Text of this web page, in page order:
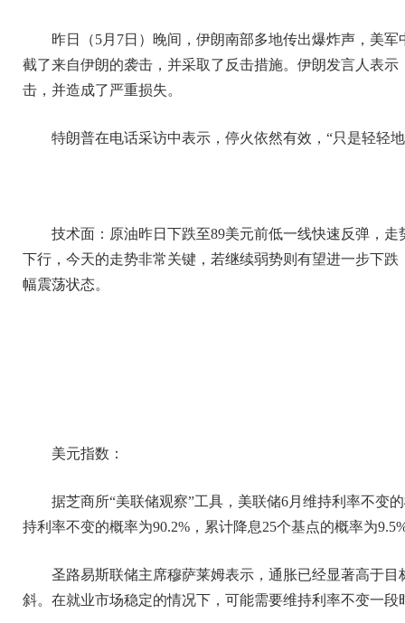
昨日（5月7日）晚间，伊朗南部多地传出爆炸声，美
截了来自伊朗的袭击，并采取了反击措施。伊朗发言人表
击，并造成了严重损失。
特朗普在电话采访中表示，停火依然有效，“只是轻轻
技术面：原油昨日下跌至89美元前低一线快速反弹，
下行，今天的走势非常关键，若继续弱势则有望进一步下
幅震荡状态。
美元指数：
据芝商所“美联储观察”工具，美联储6月维持利率不变
持利率不变的概率为90.2%，累计降息25个基点的概率为
圣路易斯联储主席穆萨莱姆表示，通胀已经显著高于
斜。在就业市场稳定的情况下，可能需要维持利率不变一段